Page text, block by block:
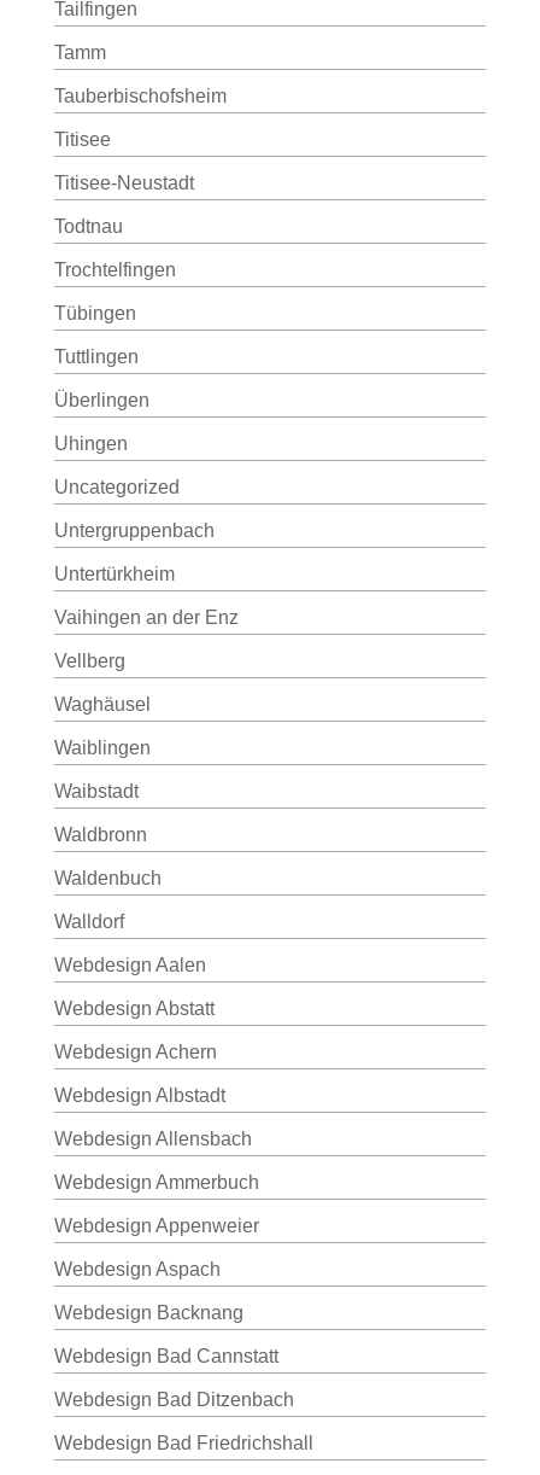
Tailfingen
Tamm
Tauberbischofsheim
Titisee
Titisee-Neustadt
Todtnau
Trochtelfingen
Tübingen
Tuttlingen
Überlingen
Uhingen
Uncategorized
Untergruppenbach
Untertürkheim
Vaihingen an der Enz
Vellberg
Waghäusel
Waiblingen
Waibstadt
Waldbronn
Waldenbuch
Walldorf
Webdesign Aalen
Webdesign Abstatt
Webdesign Achern
Webdesign Albstadt
Webdesign Allensbach
Webdesign Ammerbuch
Webdesign Appenweier
Webdesign Aspach
Webdesign Backnang
Webdesign Bad Cannstatt
Webdesign Bad Ditzenbach
Webdesign Bad Friedrichshall